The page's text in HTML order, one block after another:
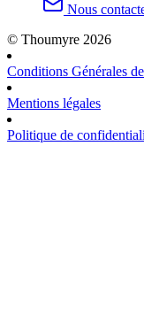
Nous
© Thoumyre 2026
Conditions Générales
Mentions légales
Politique de